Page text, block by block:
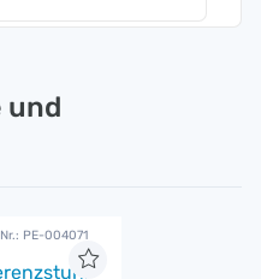
und
PE-004071